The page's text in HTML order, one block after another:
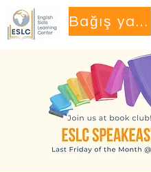
Bağış yapmak